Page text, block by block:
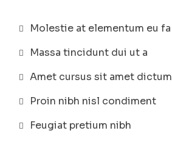
Molestie at elementum eu fa
Massa tincidunt dui ut a
Amet cursus sit amet dictum
Proin nibh nisl condiment
Feugiat pretium nibh